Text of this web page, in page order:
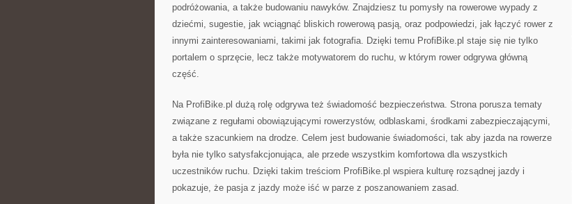
podróżowania, a także budowaniu nawyków. Znajdziesz tu pomysły na rowerowe wypady z
dziećmi, sugestie, jak wciągnąć bliskich rowerową pasją, oraz podpowiedzi, jak łączyć rower z
innymi zainteresowaniami, takimi jak fotografia. Dzięki temu ProfiBike.pl staje się nie tylko
portalem o sprzęcie, lecz także motywatorem do ruchu, w którym rower odgrywa główną
część.
Na ProfiBike.pl dużą rolę odgrywa też świadomość bezpieczeństwa. Strona porusza tematy
związane z regułami obowiązującymi rowerzystów, odblaskami, środkami zabezpieczającymi,
a także szacunkiem na drodze. Celem jest budowanie świadomości, tak aby jazda na rowerze
była nie tylko satysfakcjonująca, ale przede wszystkim komfortowa dla wszystkich
uczestników ruchu. Dzięki takim treściom ProfiBike.pl wspiera kulturę rozsądnej jazdy i
pokazuje, że pasja z jazdy może iść w parze z poszanowaniem zasad.